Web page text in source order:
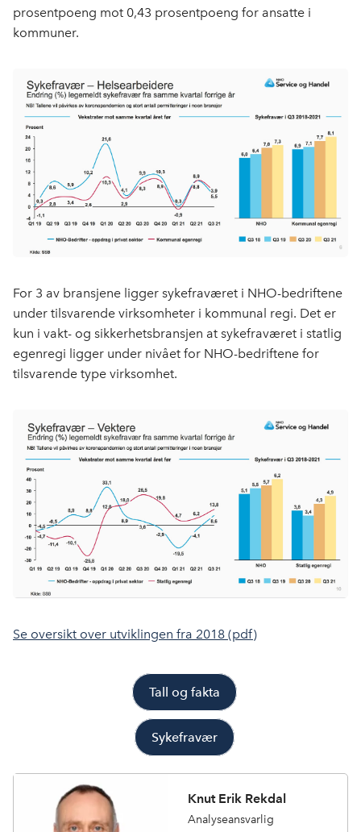
prosentpoeng mot 0,43 prosentpoeng for ansatte i
kommuner.
For 3 av bransjene ligger sykefraværet i NHO-bedriftene
under tilsvarende virksomheter i kommunal regi. Det er
kun i vakt- og sikkerhetsbransjen at sykefraværet i statlig
egenregi ligger under nivået for NHO-bedriftene for
tilsvarende type virksomhet.
Se oversikt over utviklingen fra 2018 (pdf)
Tall og fakta
Sykefravær
Knut Erik Rekdal
Analyseansvarlig